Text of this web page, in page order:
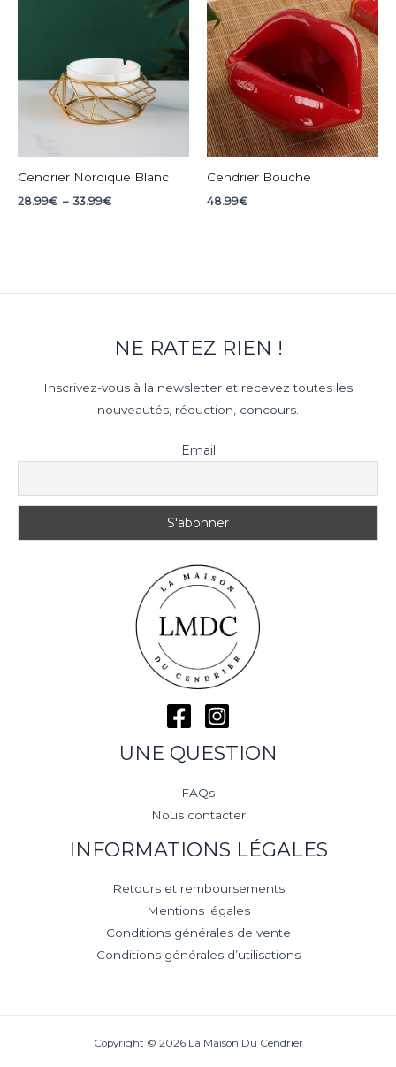
Cendrier Nordique Blanc
28.99€ – 33.99€
33.99€
Cendrier Bouche
48.99€
NE RATEZ RIEN !
Inscrivez-vous à la newsletter et recevez toutes les
nouveautés, réduction, concours.
Email
UNE QUESTION
FAQs
Nous contacter
INFORMATIONS LÉGALES
Retours et remboursements
Mentions légales
Conditions générales de vente
Conditions générales d’utilisations
Copyright © 2026 La Maison Du Cendrier